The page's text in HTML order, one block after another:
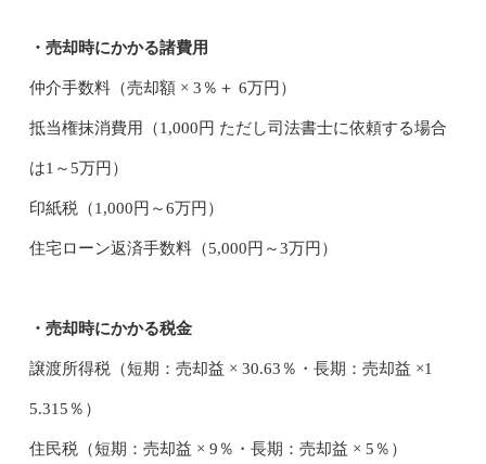
・売却時にかかる諸費用
仲介手数料（売却額 × 3％＋ 6万円）
抵当権抹消費用（1,000円 ただし司法書士に依頼する場合
は1～5万円）
印紙税（1,000円～6万円）
住宅ローン返済手数料（5,000円～3万円）
・売却時にかかる税金
譲渡所得税（短期：売却益 × 30.63％・長期：売却益 ×1
5.315％）
住民税（短期：売却益 × 9％・長期：売却益 × 5％）